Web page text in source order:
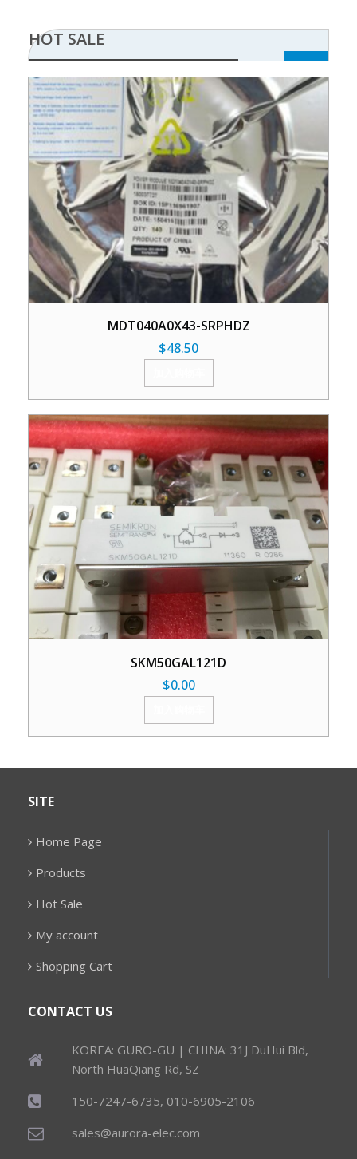
HOT SALE
MDT040A0X43-SRPHDZ
$48.50
SKM50GAL121D
$0.00
SITE
Home Page
Products
Hot Sale
My account
Shopping Cart
CONTACT US
KOREA: GURO-GU | CHINA: 31J DuHui Bld,
North HuaQiang Rd, SZ
150-7247-6735, 010-6905-2106
sales@aurora-elec.com